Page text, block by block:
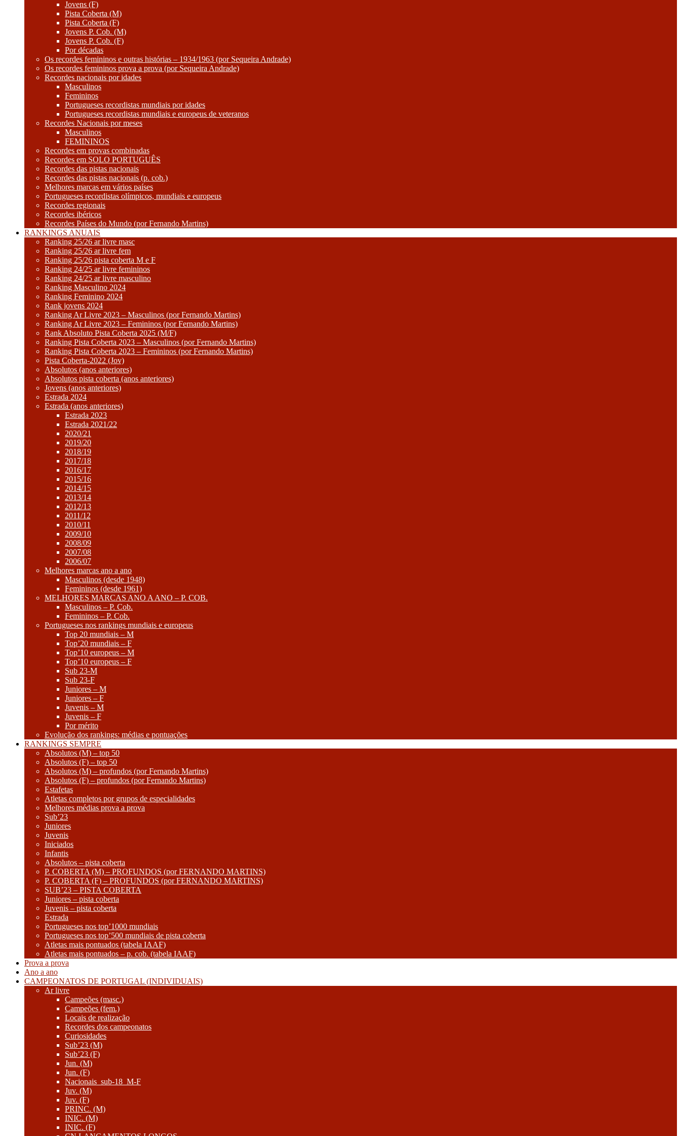
Jovens (F)
Pista Coberta (M)
Pista Coberta (F)
Jovens P. Cob. (M)
Jovens P. Cob. (F)
Por décadas
Os recordes femininos e outras histórias – 1934/1963 (por Sequeira Andrade)
Os recordes femininos prova a prova (por Sequeira Andrade)
Recordes nacionais por idades
Masculinos
Femininos
Portugueses recordistas mundiais por idades
Portugueses recordistas mundiais e europeus de veteranos
Recordes Nacionais por meses
Masculinos
FEMININOS
Recordes em provas combinadas
Recordes em SOLO PORTUGUÊS
Recordes das pistas nacionais
Recordes das pistas nacionais (p. cob.)
Melhores marcas em vários países
Portugueses recordistas olímpicos, mundiais e europeus
Recordes regionais
Recordes ibéricos
Recordes Países do Mundo (por Fernando Martins)
RANKINGS ANUAIS
Ranking 25/26 ar livre masc
Ranking 25/26 ar livre fem
Ranking 25/26 pista coberta M e F
Ranking 24/25 ar livre femininos
Ranking 24/25 ar livre masculino
Ranking Masculino 2024
Ranking Feminino 2024
Rank jovens 2024
Ranking Ar Livre 2023 – Masculinos (por Fernando Martins)
Ranking Ar Livre 2023 – Femininos (por Fernando Martins)
Rank Absoluto Pista Coberta 2025 (M/F)
Ranking Pista Coberta 2023 – Masculinos (por Fernando Martins)
Ranking Pista Coberta 2023 – Femininos (por Fernando Martins)
Pista Coberta-2022 (Jov)
Absolutos (anos anteriores)
Absolutos pista coberta (anos anteriores)
Jovens (anos anteriores)
Estrada 2024
Estrada (anos anteriores)
Estrada 2023
Estrada 2021/22
2020/21
2019/20
2018/19
2017/18
2016/17
2015/16
2014/15
2013/14
2012/13
2011/12
2010/11
2009/10
2008/09
2007/08
2006/07
Melhores marcas ano a ano
Masculinos (desde 1948)
Femininos (desde 1961)
MELHORES MARCAS ANO A ANO – P. COB.
Masculinos – P. Cob.
Femininos – P. Cob.
Portugueses nos rankings mundiais e europeus
Top 20 mundiais – M
Top’20 mundiais – F
Top’10 europeus – M
Top’10 europeus – F
Sub 23-M
Sub 23-F
Juniores – M
Juniores – F
Juvenis – M
Juvenis – F
Por mérito
Evolução dos rankings: médias e pontuações
RANKINGS SEMPRE
Absolutos (M) – top 50
Absolutos (F) – top 50
Absolutos (M) – profundos (por Fernando Martins)
Absolutos (F) – profundos (por Fernando Martins)
Estafetas
Atletas completos por grupos de especialidades
Melhores médias prova a prova
Sub’23
Juniores
Juvenis
Iniciados
Infantis
Absolutos – pista coberta
P. COBERTA (M) – PROFUNDOS (por FERNANDO MARTINS)
P. COBERTA (F) – PROFUNDOS (por FERNANDO MARTINS)
SUB’23 – PISTA COBERTA
Juniores – pista coberta
Juvenis – pista coberta
Estrada
Portugueses nos top’1000 mundiais
Portugueses nos top’500 mundiais de pista coberta
Atletas mais pontuados (tabela IAAF)
Atletas mais pontuados – p. cob. (tabela IAAF)
Prova a prova
Ano a ano
CAMPEONATOS DE PORTUGAL (INDIVIDUAIS)
Ar livre
Campeões (masc.)
Campeões (fem.)
Locais de realização
Recordes dos campeonatos
Curiosidades
Sub’23 (M)
Sub’23 (F)
Jun. (M)
Jun. (F)
Nacionais_sub-18_M-F
Juv. (M)
Juv. (F)
PRINC. (M)
INIC. (M)
INIC. (F)